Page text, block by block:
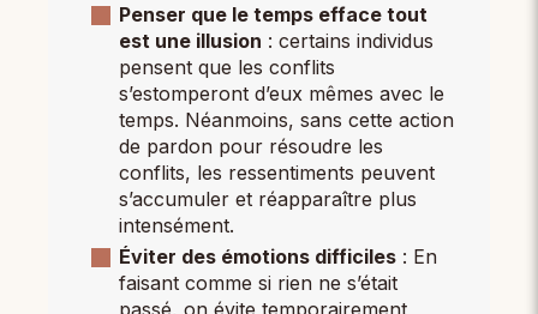
Penser que le temps efface tout
est une illusion : certains individus
pensent que les conflits
s’estomperont d’eux mêmes avec le
temps. Néanmoins, sans cette action
de pardon pour résoudre les
conflits, les ressentiments peuvent
s’accumuler et réapparaître plus
intensément.
Éviter des émotions difficiles: En
faisant comme si rien ne s’était